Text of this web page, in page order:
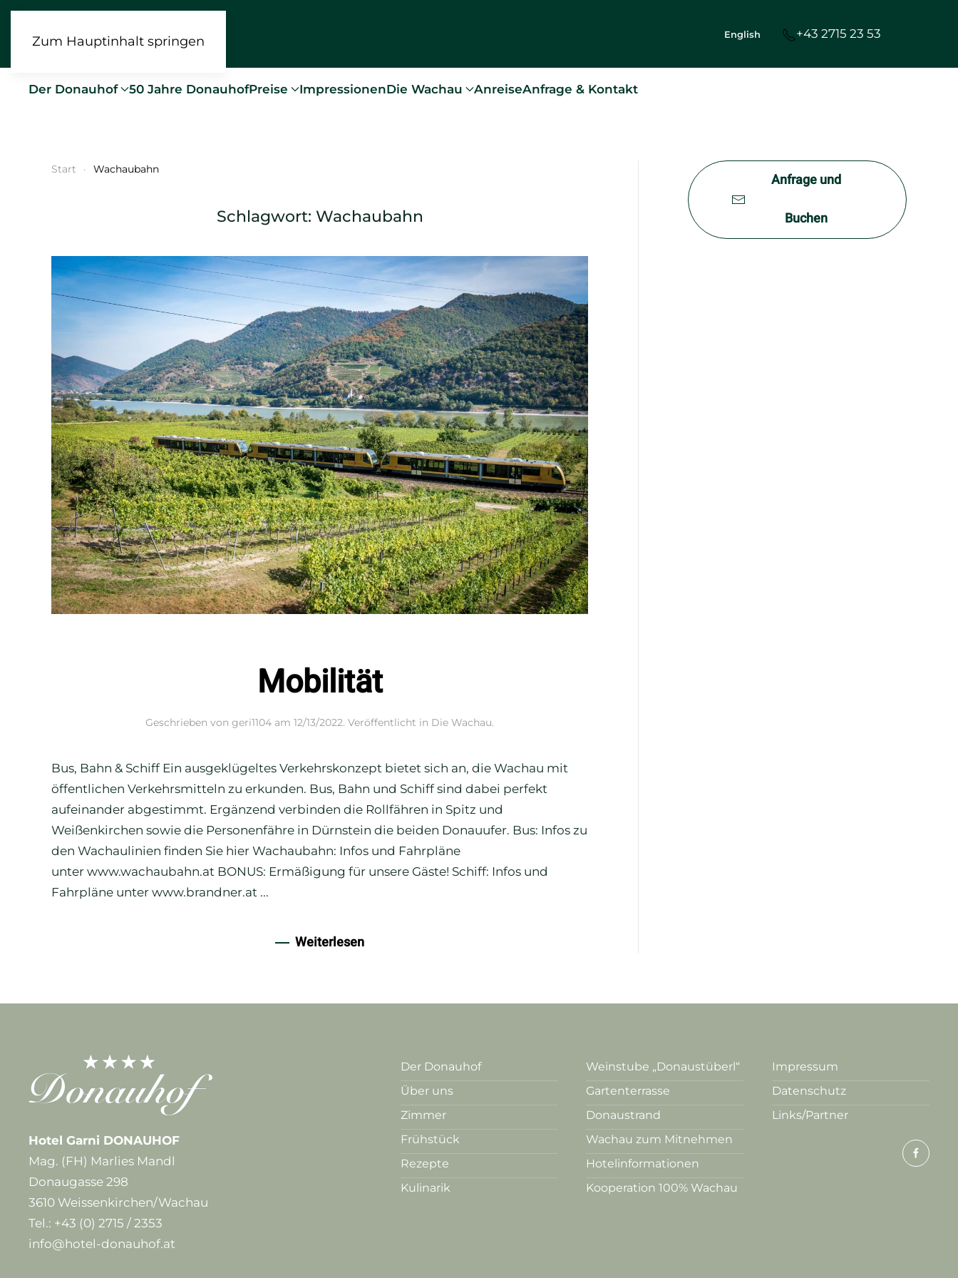
Zum Hauptinhalt springen English +43 2715 23 53
Der Donauhof 50 Jahre DonauhofPreise ImpressionenDie Wachau AnreiseAnfrage & Kontakt
Start Wachaubahn
Schlagwort: Wachaubahn
Mobilität
Geschrieben vongeri1104 am12/13/2022. Veröffentlicht in Die Wachau.
Bus, Bahn & Schiff Ein ausgeklügeltes Verkehrskonzept bietet sich an, die Wachau mit
öffentlichen Verkehrsmitteln zu erkunden. Bus, Bahn und Schiff sind dabei perfekt
aufeinander abgestimmt. Ergänzend verbinden die Rollfähren in Spitz und
Weißenkirchen sowie die Personenfähre in Dürnstein die beiden Donauufer. Bus: Infos zu
den Wachaulinien finden Sie hier Wachaubahn: Infos und Fahrpläne
unter www.wachaubahn.at BONUS: Ermäßigung für unsere Gäste! Schiff: Infos und
Fahrpläne unter www.brandner.at ...
Weiterlesen
Anfrage und
Buchen
Hotel Garni DONAUHOF
Mag. (FH) Marlies Mandl
Donaugasse 298
3610 Weissenkirchen/Wachau
Tel.: +43 (0) 2715 / 2353
info@hotel-donauhof.at
Der Donauhof
Über uns
Zimmer
Frühstück
Rezepte
Kulinarik
Weinstube „Donaustüberl“
Gartenterrasse
Donaustrand
Wachau zum Mitnehmen
Hotelinformationen
Kooperation 100% Wachau
Impressum
Datenschutz
Links/Partner